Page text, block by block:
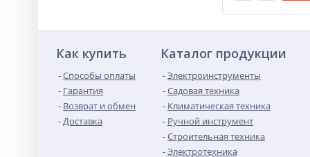
Как купить
Способы оплаты
Гарантия
Возврат и обмен
Доставка
Каталог продукции
Электроинструменты
Садовая техника
Климатическая техника
Ручной инструмент
Строительная техника
Электротехника